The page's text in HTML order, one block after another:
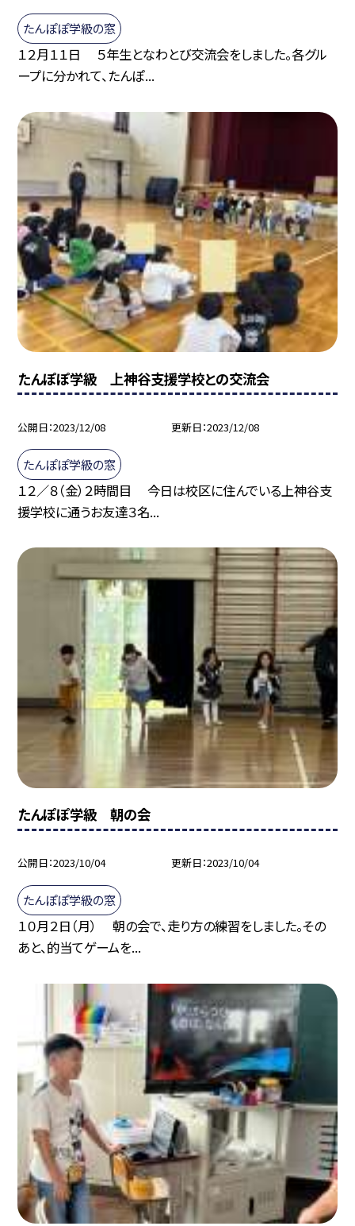
たんぽぽ学級の窓
１２月１１日 ５年生となわとび交流会をしました。各グル
ープに分かれて、たんぽ...
たんぽぽ学級 上神谷支援学校との交流会
公開日 2023/12/08 更新日 2023/12/08
たんぽぽ学級の窓
１２／８（金）２時間目 今日は校区に住んでいる上神谷支
援学校に通うお友達３名...
たんぽぽ学級 朝の会
公開日 2023/10/04 更新日 2023/10/04
たんぽぽ学級の窓
１０月２日（月） 朝の会で、走り方の練習をしました。その
あと、的当てゲームを...